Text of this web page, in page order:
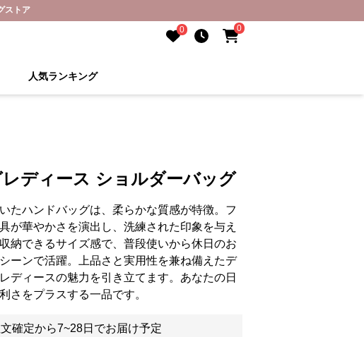
ストア
0
0
人気ランキング
ディース ショルダーバッグ
たハンドバッグは、柔らかな質感が特徴。フ
が華やかさを演出し、洗練された印象を与え
納できるサイズ感で、普段使いから休日のお
ーンで活躍。上品さと実用性を兼ね備えたデ
ディースの魅力を引き立てます。あなたの日
さをプラスする一品です。
確定から7~28日でお届け予定